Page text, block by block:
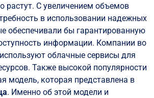
растут. С увеличением объемов
в использовании надежных
обеспечивали бы гарантированную
информации. Компании во
облачные сервисы для
Также высокой популярности
модель, которая представлена в
. Именно об этой модели и